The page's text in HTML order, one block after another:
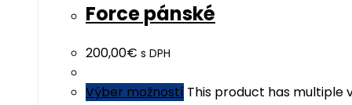
Force pánské
200,00€ s DPH
Výber možností This product has multiple